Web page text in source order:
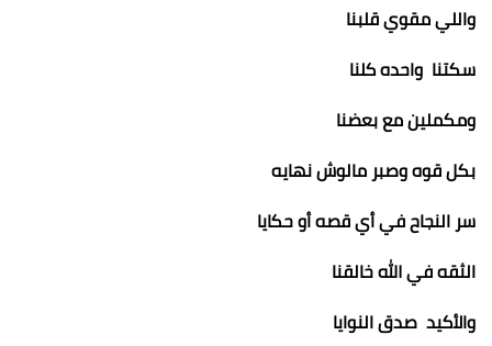
واللي مقوي قلبنا
سكتنا واحده كلنا
ومكملين مع بعضنا
بكل قوه وصبر مالوش نهايه
سر النجاح في أي قصه أو حكايا
الثقه في الله خالقنا
والأكيد صدق النوايا